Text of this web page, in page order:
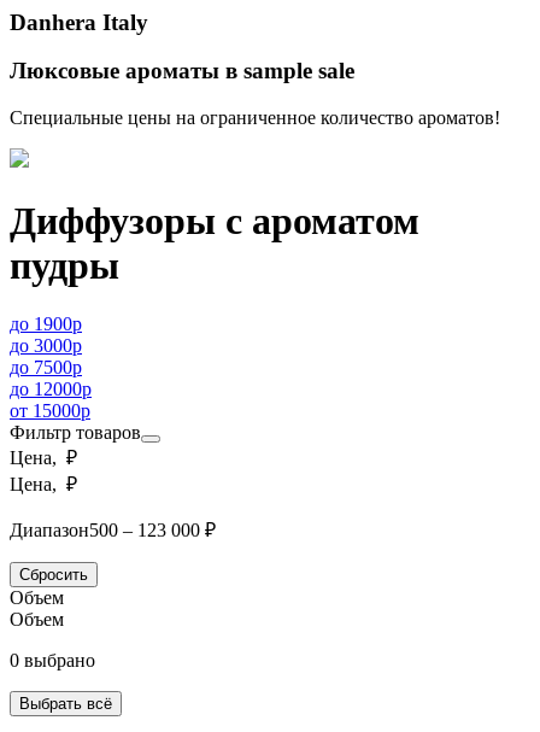
Danhera Italy
Люксовые ароматы в sample sale
Специальные цены на ограниченное количество ароматов!
Диффузоры с ароматом
пудры
до 1900р
до 3000р
до 7500р
до 12000р
от 15000р
Фильтр товаров
Цена, ₽
Цена, ₽
Диапазон500 – 123 000 ₽
Сбросить
Объем
Объем
0 выбрано
Выбрать всё